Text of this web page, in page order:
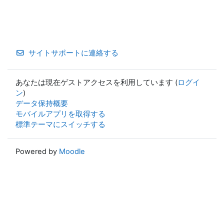
サイトサポートに連絡する
あなたは現在ゲストアクセスを利用しています (ログイ
ン)
データ保持概要
モバイルアプリを取得する
標準テーマにスイッチする
Powered by Moodle